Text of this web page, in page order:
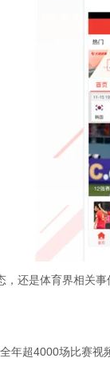
还是体育界相关
超4000场比赛视